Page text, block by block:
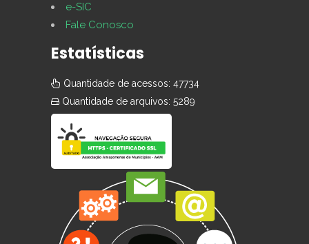
e-SIC
Fale Conosco
Estatísticas
Quantidade de acessos: 47734
Quantidade de arquivos: 5289